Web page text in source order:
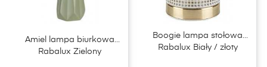
Amiel lampa biurkowa
Rabalux Zielony
Boogie lampa stołowa
Rabalux Biały / złoty